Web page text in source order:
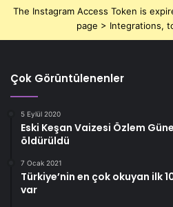
The Instagram Access Token is
page > Integrations,
Çok Görüntülenenler
5 Eylül 2020
Eski Keşan Vaizesi Özlem
öldürüldü
7 Ocak 2021
Türkiye’nin en çok okuyan ilk
var